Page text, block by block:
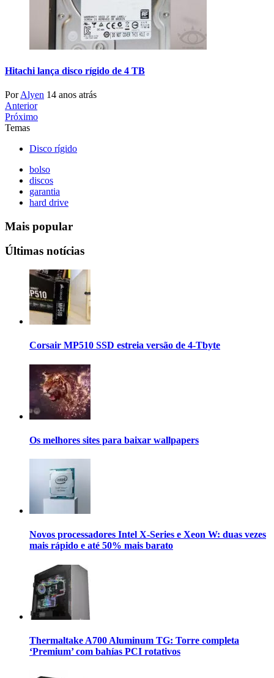
Hitachi lança disco rígido de 4 TB
PorAlyen 14 anos atrás
Anterior
Próximo
Temas
Disco rígido
bolso
discos
garantia
hard drive
Mais popular
Últimas notícias
Corsair MP510 SSD estreia versão de 4-Tbyte
Os melhores sites para baixar wallpapers
Novos processadores Intel X-Series e Xeon W: duas vezes
mais rápido e até 50% mais barato
Thermaltake A700 Aluminum TG: Torre completa
‘Premium’ com bahías PCI rotativos